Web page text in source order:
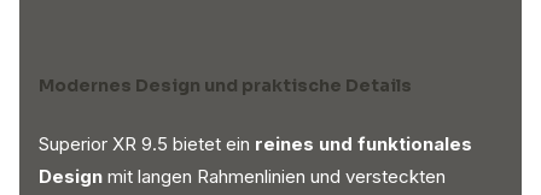
Modernes Design und praktische Details
Superior XR 9.5 bietet ein reines und funktionales
Design mit langen Rahmenlinien und versteckten